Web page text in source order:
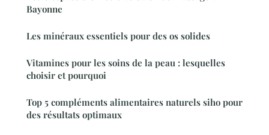
Bayonne
Les minéraux essentiels pour des os solides
Vitamines pour les soins de la peau : lesquelles
choisir et pourquoi
Top 5 compléments alimentaires naturels siho pour
des résultats optimaux